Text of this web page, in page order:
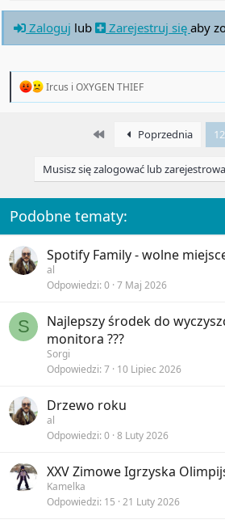
Zaloguj lub Zarejestruj się aby
R
o
n
:
Ircus i OXYGEN THIEF
First Poprzednia
Musisz się zalogować lub
Podobne tematy:
Spotify Family - wolne
al
Odpowiedzi 0 7 Maj 2026
S
Najlepszy środek do
monitora ???
Sorgi
Odpowiedzi 7 10 Lipiec 2026
Drzewo roku
al
Odpowiedzi 0 8 Luty 2026
XXV Zimowe Igrzyska
Kamelka
Odpowiedzi 15 21 Luty 2026